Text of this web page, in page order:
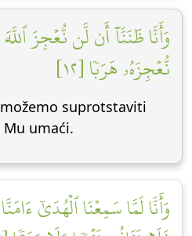
وَأَنَّا ظَنَنَّآ أَن لَّن نُّعۡجِزَ
نُّعۡجِزَهُۥ هَرَبٗا [١٢]
suprotstaviti
umaći.
وَأَنَّا لَمَّا سَمِعۡنَا ٱلۡهُدَىٰٓ